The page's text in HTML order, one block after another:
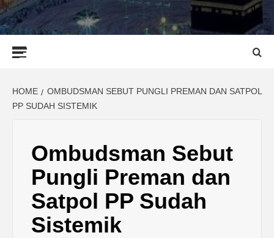
HOME
OMBUDSMAN SEBUT PUNGLI PREMAN DAN SATPOL
PP SUDAH SISTEMIK
Ombudsman Sebut
Pungli Preman dan
Satpol PP Sudah
Sistemik